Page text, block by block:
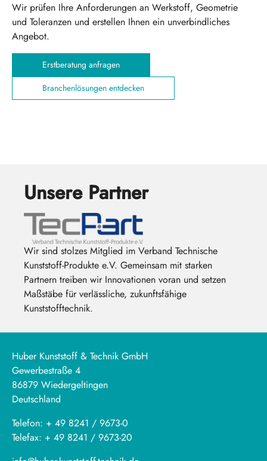
Wir prüfen Ihre Anforderungen an Werkstoff, Geometrie
und Toleranzen und erstellen Ihnen ein unverbindliches
Angebot.
Erstberatung anfragen
Branchenlösungen entdecken
Unsere Partner
Wir sind stolzes Mitglied im Verband Technische
Kunststoff-Produkte e.V. Gemeinsam mit starken
Partnern treiben wir Innovationen voran und setzen
Maßstäbe für verlässliche, zukunftsfähige
Kunststofftechnik.
Huber Kunststoff & Technik GmbH
Gewerbestraße 4
86879 Wiedergeltingen
Deutschland
Telefon: + 49 8241 / 9673-0
Telefax: + 49 8241 / 9673-20